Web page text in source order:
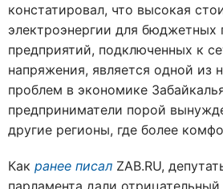
констатировал, что высокая
электроэнергии для бюджетных
предприятий, подключенных к
напряжения, является одной из
проблем в экономике
предприниматели порой
другие регионы, где более
Как ранее писал ZAB.RU,
парламента дали отрицательный